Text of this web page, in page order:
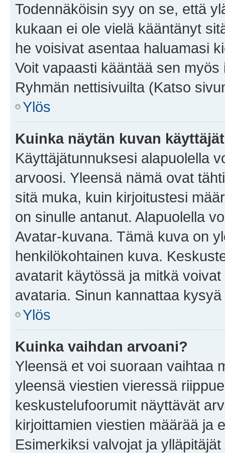
Todennäköisin syy on se, että
kukaan ei ole vielä kääntänyt
he voisivat asentaa haluamasi
Voit vapaasti kääntää sen
Ryhmän nettisivuilta (Katso
Ylös
Kuinka näytän kuvan
Käyttäjätunnuksesi alapuolella
arvoosi. Yleensä nämä ovat
sitä muka, kuin kirjoitustesi
on sinulle antanut. Alapuolella
Avatar-kuvana. Tämä kuva on
henkilökohtainen kuva.
avatarit käytössä ja mitkä
avataria. Sinun kannattaa
Ylös
Kuinka vaihdan arvoani?
Yleensä et voi suoraan vaihtaa
yleensä viestien vieressä
keskustelufoorumit näyttävät
kirjoittamien viestien määrää ja
Esimerkiksi valvojat ja